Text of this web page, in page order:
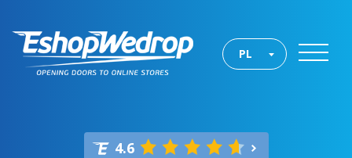
PL
4.6